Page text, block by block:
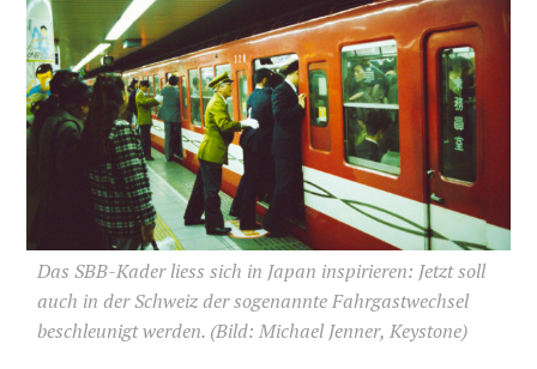
Das SBB-Kader liess sich in Japan inspirieren: Jetzt soll
auch in der Schweiz der sogenannte Fahrgastwechsel
beschleunigt werden. (Bild: Michael Jenner, Keystone)